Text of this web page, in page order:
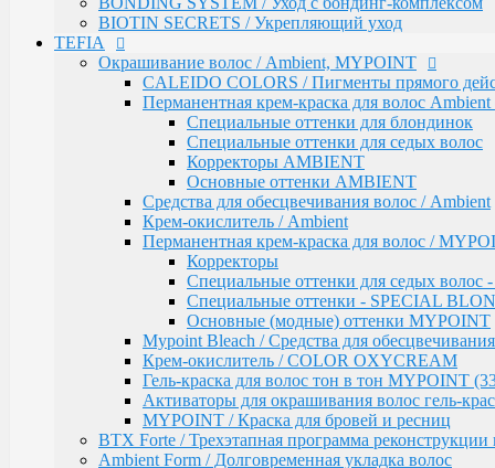
MYWAVES / Перманентная завивка для волос
MYPOINT SERVICE / Технический ассортимент для
MYTREAT / Трихологическая серия
MAN.CODE / Мужская серия
STYLE.UP / Средства для стайлинга
АКСЕССУАРЫ
ADAPTO POWER / восстановления и укрепления
LAMINATION SYSTEM
Окрашивание и осветление
КРЕМ-КРАСКА COLORSHADE
Осветление
Окисляющая эмульсия
Гель-краска Colordream
Оттеночные муссы
SHAPE WAVE / Химическая завивка
НАБОРЫ EPICA
Уход за кожей рук / Крем-мыло, Крем для рук
Styling
TOTAL CARE / Уход и защита
SPECIAL / Особенный уход
SKIN BALANCE| / Регулирование работы сальных
SILK WAVES / Ежедневный уход за вьющимися
BIOTIN SECRETS / Укрепляющий уход
TEFIA
Окрашивание волос / Ambient, MYPOINT
CALEIDO COLORS / Пигменты прямого
Перманентная крем-краска для волос Ambient
Специальные оттенки для блондинок
Специальные оттенки для седых волос
Корректоры AMBIENT
Основные оттенки AMBIENT
Средства для обесцвечивания волос / Ambient
Крем-окислитель / Ambient
Перманентная крем-краска для волос /
Корректоры
Специальные оттенки для седых волос
Специальные оттенки - SPECIAL
Основные (модные) оттенки MYPOINT
Mypoint Bleach / Средства для
Крем-окислитель / COLOR OXYCREAM
Гель-краска для волос тон в тон MYPOINT
Активаторы для окрашивания волос гель-
MYPOINT / Краска для бровей и ресниц
BTX Forte / Трехэтапная программа реконструкции
Ambient Form / Долговременная укладка волос